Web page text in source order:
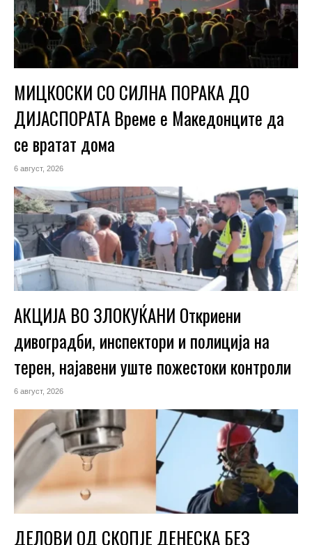
МИЦКОСКИ СО СИЛНА ПОРАКА ДО
ДИЈАСПОРАТА Време е Македонците да
се вратат дома
6 август, 2026
АКЦИЈА ВО ЗЛОКУЌАНИ Откриени
дивоградби, инспектори и полиција на
терен, најавени уште пожестоки контроли
6 август, 2026
ДЕЛОВИ ОД СКОПЈЕ ДЕНЕСКА БЕЗ